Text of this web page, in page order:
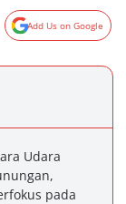
Add Us on Google
Udara
pada